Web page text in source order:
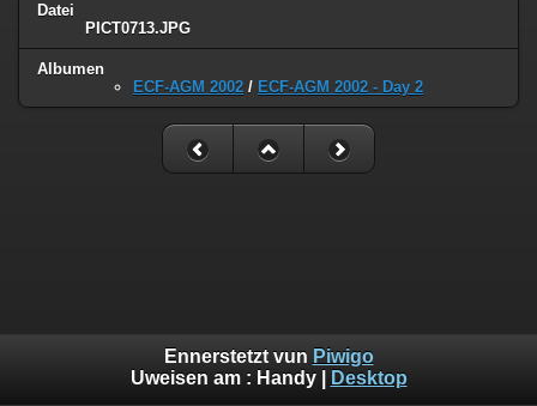
Datei
PICT0713.JPG
Albumen
ECF-AGM 2002 / ECF-AGM 2002 - Day 2
Ennerstetzt vun Piwigo
Uweisen am : Handy| Desktop